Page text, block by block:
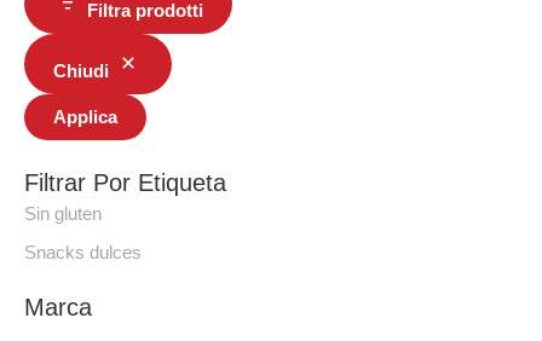
Filtra prodotti
Chiudi
Applica
Filtrar Por Etiqueta
Sin gluten
Snacks dulces
Marca